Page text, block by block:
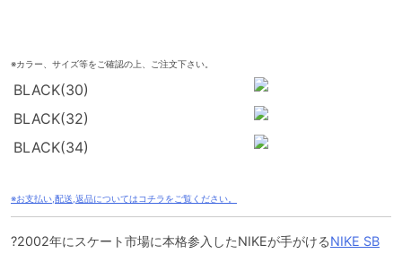
※カラー、サイズ等をご確認の上、ご注文下さい。
BLACK(30)
BLACK(32)
BLACK(34)
※お支払い,配送,返品についてはコチラをご覧ください。
?2002年にスケート市場に本格参入したNIKEが手がけるNIKE SB